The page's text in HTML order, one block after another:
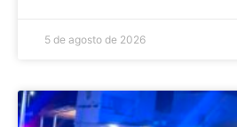
5 de agosto de 2026